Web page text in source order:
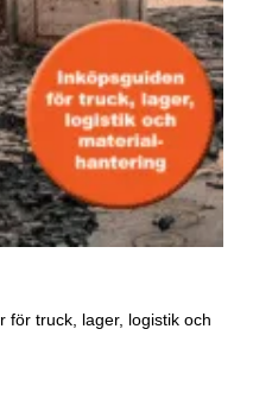
för truck, lager, logistik och